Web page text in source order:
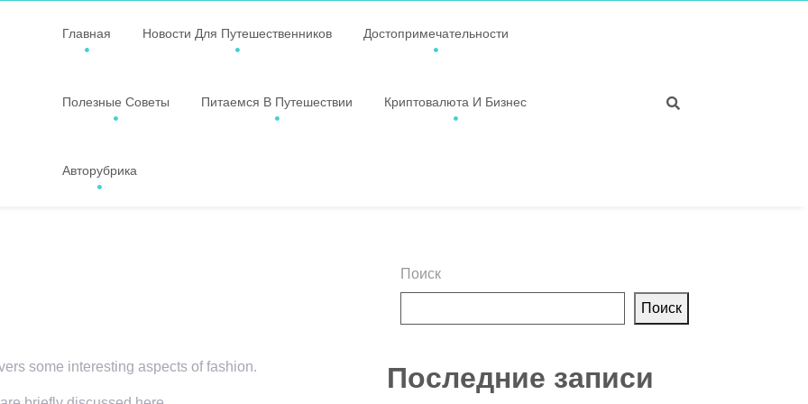
Главная Новости Для Путешественников Достопримечательности
Полезные Советы Питаемся В Путешествии Криптовалюта И Бизнес
Авторубрика
some interesting aspects of fashion.
Поиск
Поиск
Последние записи